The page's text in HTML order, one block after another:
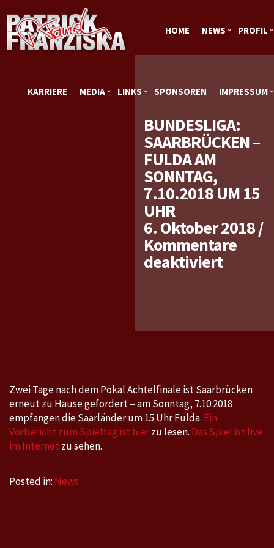
HOME NEWS PROFIL
KARRIERE MEDIA LINKS SPONSOREN IMPRESSUM
BUNDESLIGA:
SAARBRÜCKEN –
FULDA AM
SONNTAG,
7.10.2018 UM 15
UHR
6. Oktober 2018/
Kommentare
deaktiviertfür
Fulda
um
Uhr
Zwei Tage nach dem Pokal Achtelfinale ist Saarbrücken
erneut zu Hause gefordert – am Sonntag, 7.10.2018
empfangen die Saarländer um 15 Uhr Fulda. Ein
Vorbericht zum Spieltag ist hierzu lesen. Das Spiel ist live
im Internet zu sehen.
Posted in: News